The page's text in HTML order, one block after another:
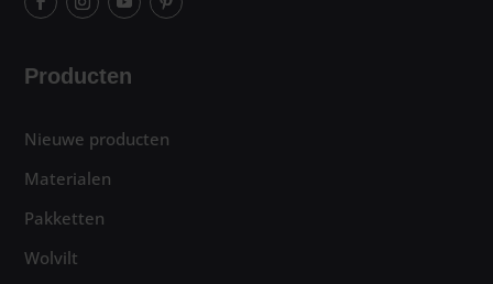
Producten
Nieuwe producten
Materialen
Pakketten
Wolvilt